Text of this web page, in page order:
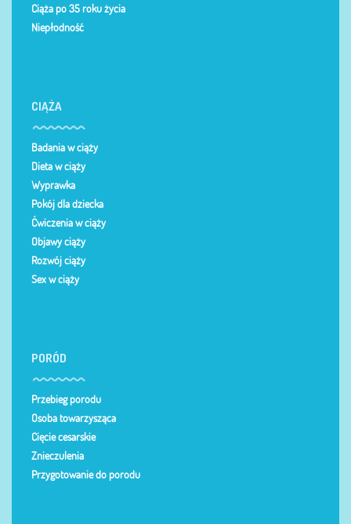
Ciąża po 35 roku życia
Niepłodność
CIĄŻA
Badania w ciąży
Dieta w ciąży
Wyprawka
Pokój dla dziecka
Ćwiczenia w ciąży
Objawy ciąży
Rozwój ciąży
Sex w ciąży
PORÓD
Przebieg porodu
Osoba towarzysząca
Cięcie cesarskie
Znieczulenia
Przygotowanie do porodu